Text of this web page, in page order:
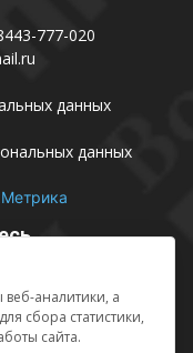
777-020
данных
данных
веб-аналитики, а
сбора статистики,
сайта.